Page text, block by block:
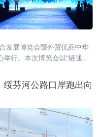
发展博览会暨外贸优品中华
行。本次博览会以“链通内
展区，吸引近600家企业参
省市的近2000名客商参会。
巴纳，商务部外贸发展事务
芬河公路口岸跑出向